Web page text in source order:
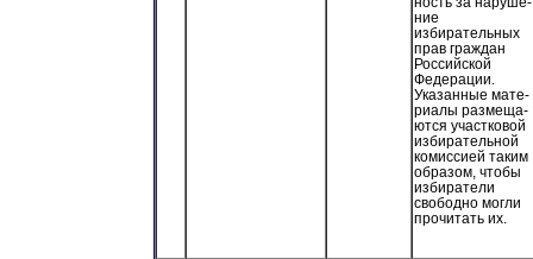
ние
избирательных
прав граждан
Российской
Федерации.
Указанные мате-
риалы размеща-
ются участковой
избирательной
комиссией таким
образом, чтобы
избиратели
свободно могли
прочитать их.